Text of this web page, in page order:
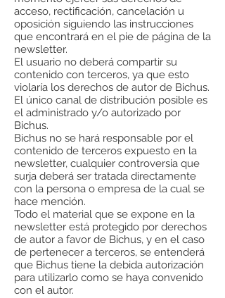
acceso, rectificación, cancelación u
oposición siguiendo las instrucciones
que encontrará en el pie de página de la
newsletter.
El usuario no deberá compartir su
contenido con terceros, ya que esto
violaría los derechos de autor de Bichus.
El único canal de distribución posible es
el administrado y/o autorizado por
Bichus.
Bichus no se hará responsable por el
contenido de terceros expuesto en la
newsletter, cualquier controversia que
surja deberá ser tratada directamente
con la persona o empresa de la cual se
hace mención.
Todo el material que se expone en la
newsletter está protegido por derechos
de autor a favor de Bichus, y en el caso
de pertenecer a terceros, se entenderá
que Bichus tiene la debida autorización
para utilizarlo como se haya convenido
con el autor.